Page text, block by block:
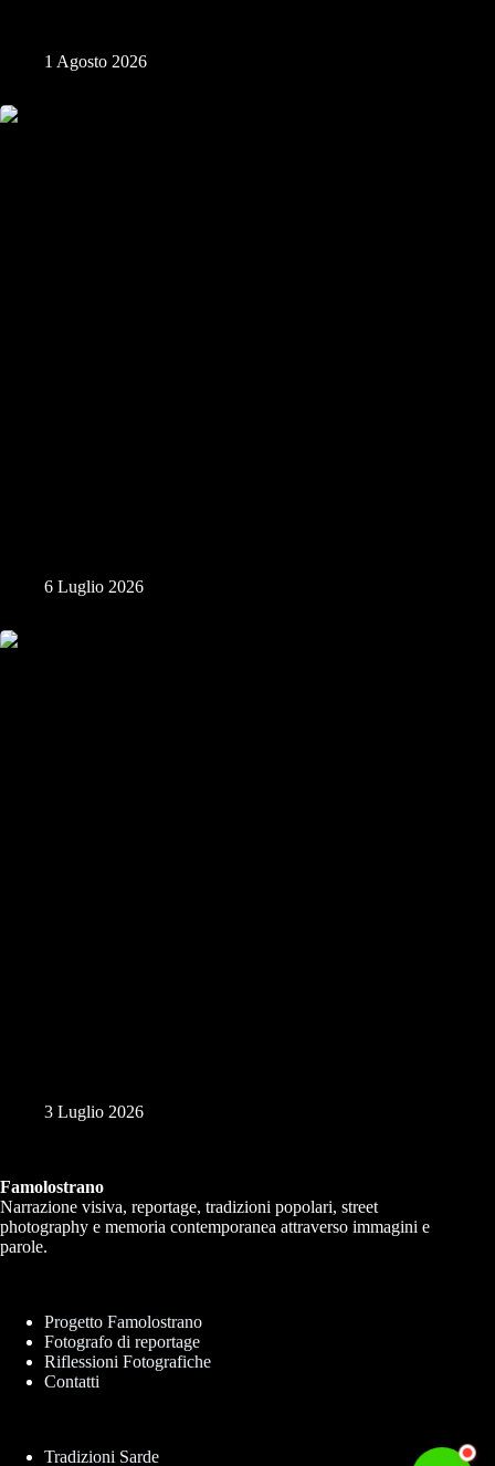
1 Agosto 2026
6 Luglio 2026
3 Luglio 2026
Famolostrano
Narrazione visiva, reportage, tradizioni popolari, street
photography e memoria contemporanea attraverso immagini e
parole.
Progetto Famolostrano
Fotografo di reportage
Riflessioni Fotografiche
Contatti
Tradizioni Sarde